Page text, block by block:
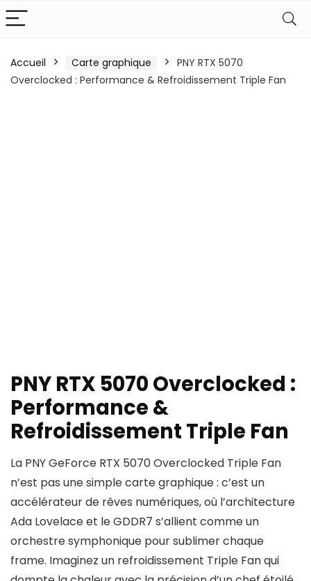
Accueil Carte graphique
PNY RTX 5070
Overclocked : Performance & Refroidissement Triple Fan
PNY RTX 5070 Overclocked :
Performance &
Refroidissement Triple Fan
La PNY GeForce RTX 5070 Overclocked Triple Fan
n’est pas une simple carte graphique : c’est un
accélérateur de rêves numériques, où l’architecture
Ada Lovelace et le GDDR7 s’allient comme un
orchestre symphonique pour sublimer chaque
frame. Imaginez un refroidissement Triple Fan qui